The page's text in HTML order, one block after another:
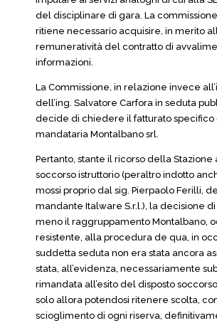
del disciplinare di gara. La
ritiene necessario acquisire, in merito
remuneratività del contratto di
informazioni.
La Commissione, in relazione invece
dell’ing. Salvatore Carfora in seduta
decide di chiedere il fatturato
mandataria Montalbano srl.
Pertanto, stante il ricorso della Stazione
soccorso istruttorio (peraltro indotto
mossi proprio dal sig. Pierpaolo Ferilli,
mandante Italware S.r.l.), la decisione
meno il raggruppamento Montalbano,
resistente, alla procedura de qua, in
suddetta seduta non era stata ancora
stata, all’evidenza, necessariamente
rimandata all’esito del disposto
solo allora potendosi ritenere scolta,
scioglimento di ogni riserva,